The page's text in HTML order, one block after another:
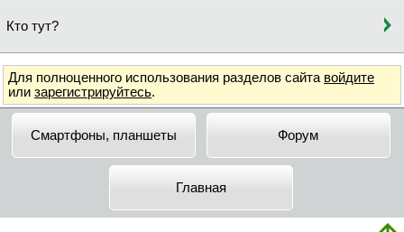
Кто тут?
Для полноценного использования разделов сайта войдите
или зарегистрируйтесь.
Смартфоны, планшеты Форум
Главная